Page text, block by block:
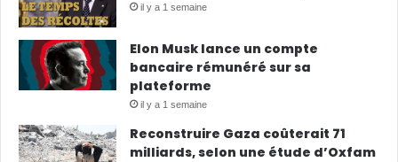
il y a 1 semaine
Elon Musk lance un compte
bancaire rémunéré sur sa
plateforme
il y a 1 semaine
Reconstruire Gaza coûterait 71
milliards, selon une étude d’Oxfam